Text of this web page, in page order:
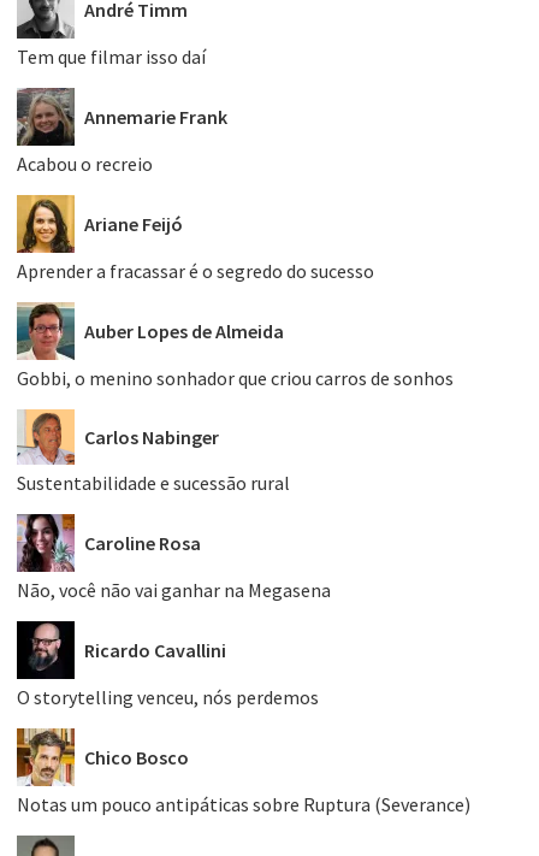
André Timm
Tem que filmar isso daí
Annemarie Frank
Acabou o recreio
Ariane Feijó
Aprender a fracassar é o segredo do sucesso
Auber Lopes de Almeida
Gobbi, o menino sonhador que criou carros de sonhos
Carlos Nabinger
Sustentabilidade e sucessão rural
Caroline Rosa
Não, você não vai ganhar na Megasena
Ricardo Cavallini
O storytelling venceu, nós perdemos
Chico Bosco
Notas um pouco antipáticas sobre Ruptura (Severance)